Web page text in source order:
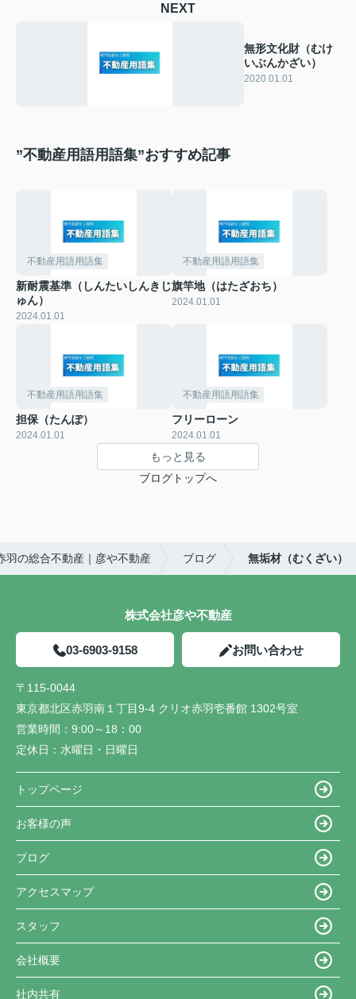
NEXT
無形文化財（むけ
いぶんかざい）
2020.01.01
”不動産用語用語集”おすすめ記事
不動産用語用語集
新耐震基準（しんたいしんきじ
ゅん）
2024.01.01
不動産用語用語集
旗竿地（はたざおち）
2024.01.01
不動産用語用語集
担保（たんぽ）
2024.01.01
不動産用語用語集
フリーローン
2024.01.01
もっと見る
ブログトップへ
羽の総合不動産｜彦や不動産 ブログ 無垢材（むくざい）
株式会社彦や不動産
03-6903-9158 お問い合わせ
〒115-0044
東京都北区赤羽南１丁目9-4 クリオ赤羽壱番館 1302号室
営業時間： 9:00～18：00
定休日： 水曜日・日曜日
トップページ
お客様の声
ブログ
アクセスマップ
スタッフ
会社概要
社内共有